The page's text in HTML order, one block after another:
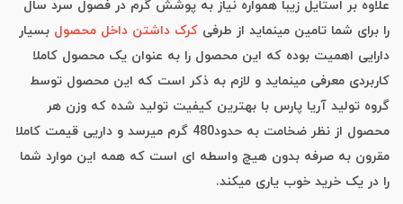
علاوه بر استایل زیبا همواره نیاز به پوشش گرم در فصول سرد سال
را برای شما تامین مینماید از طرفی کرک داشتن داخل محصول بسیار
دارایی اهمیت بوده که این محصول را به عنوان یک محصول کاملا
کاربردی معرفی مینماید و لازم به ذکر است که این محصول توسط
گروه تولید آریا پارس با بهترین کیفیت تولید شده که وزن هر
محصول از نظر ضخامت به حدود480 گرم میرسد و داریی قیمت کاملا
مقرون به صرفه بدون هیچ واسطه ای است که همه این موارد شما
را در یک خرید خوب یاری میکند.